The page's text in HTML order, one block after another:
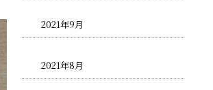
2021年9月
2021年8月